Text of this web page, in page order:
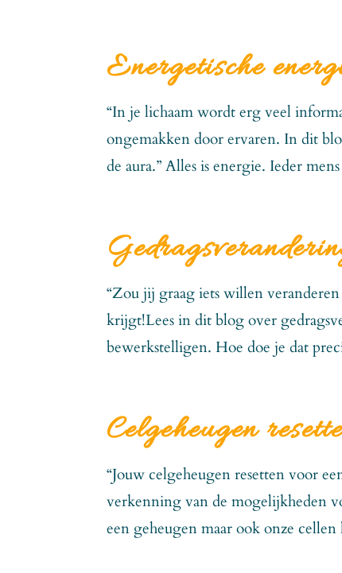
Energetische
“In je lichaam wordt erg veel
ongemakken door ervaren. In dit
de aura.” Alles is energie. Ieder
“Zou jij graag iets willen
krijgt!Lees in dit blog over
bewerkstelligen. Hoe doe je dat
Celgeheugen
“Jouw celgeheugen resetten voor
verkenning van de mogelijkheden
een geheugen maar ook onze